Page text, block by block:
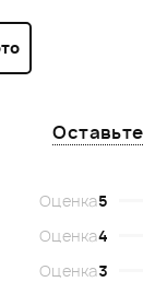
Оценка5
Оценка4
Оценка3